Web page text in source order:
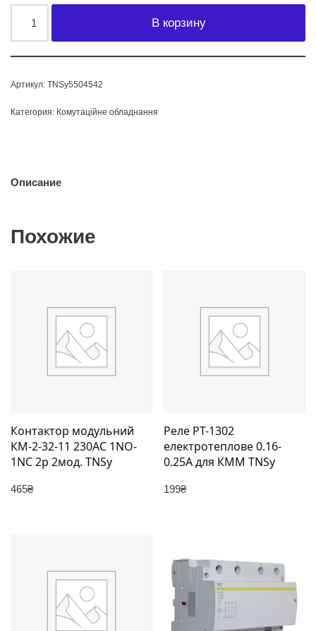
В корзину
Артикул: TNSy5504542
Категория: Комутаційне обладнання
Описание
Похожие
Контактор модульний
КМ-2-32-11 230AC 1NO-
1NC 2р 2мод. TNSy
465₴
Реле РТ-1302
електротеплове 0.16-
0.25А для КММ TNSy
199₴